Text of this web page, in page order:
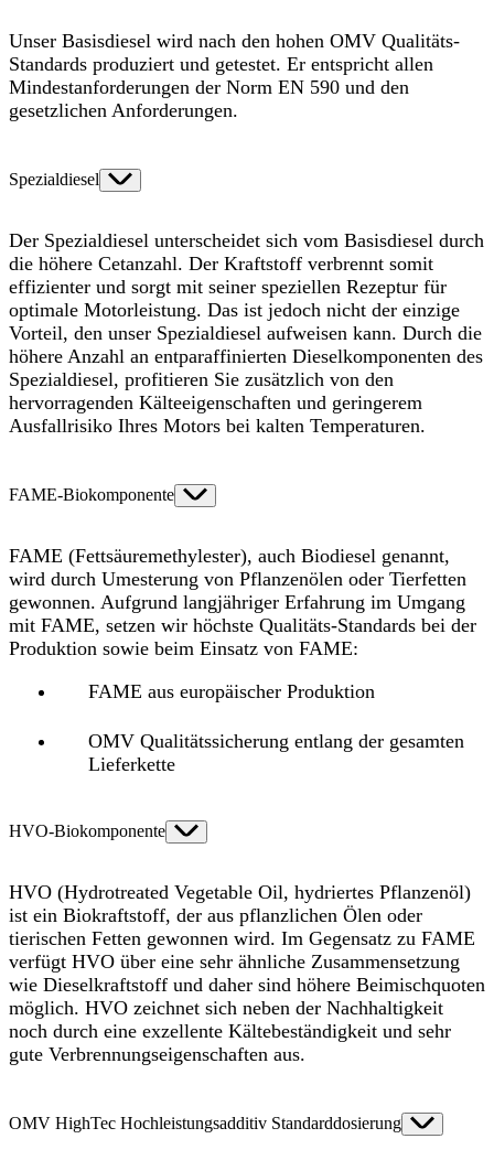
Unser Basisdiesel wird nach den hohen OMV Qualitäts-
Standards produziert und getestet. Er entspricht allen
Mindestanforderungen der Norm EN 590 und den
gesetzlichen Anforderungen.
Spezialdiesel
Der Spezialdiesel unterscheidet sich vom Basisdiesel durch
die höhere Cetanzahl. Der Kraftstoff verbrennt somit
effizienter und sorgt mit seiner speziellen Rezeptur für
optimale Motorleistung. Das ist jedoch nicht der einzige
Vorteil, den unser Spezialdiesel aufweisen kann. Durch die
höhere Anzahl an entparaffinierten Dieselkomponenten des
Spezialdiesel, profitieren Sie zusätzlich von den
hervorragenden Kälteeigenschaften und geringerem
Ausfallrisiko Ihres Motors bei kalten Temperaturen.
FAME-Biokomponente
FAME (Fettsäuremethylester), auch Biodiesel genannt,
wird durch Umesterung von Pflanzenölen oder Tierfetten
gewonnen. Aufgrund langjähriger Erfahrung im Umgang
mit FAME, setzen wir höchste Qualitäts-Standards bei der
Produktion sowie beim Einsatz von FAME:
FAME aus europäischer Produktion
OMV Qualitätssicherung entlang der gesamten
Lieferkette
HVO-Biokomponente
HVO (Hydrotreated Vegetable Oil, hydriertes Pflanzenöl)
ist ein Biokraftstoff, der aus pflanzlichen Ölen oder
tierischen Fetten gewonnen wird. Im Gegensatz zu FAME
verfügt HVO über eine sehr ähnliche Zusammensetzung
wie Dieselkraftstoff und daher sind höhere Beimischquoten
möglich. HVO zeichnet sich neben der Nachhaltigkeit
noch durch eine exzellente Kältebeständigkeit und sehr
gute Verbrennungseigenschaften aus.
OMV HighTec Hochleistungsadditiv Standarddosierung